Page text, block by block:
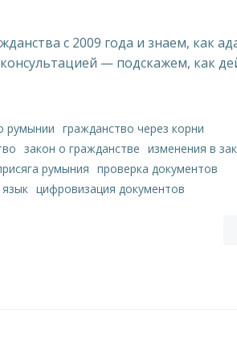
с 2009 года и знаем, как
— подскажем, как
румынии гражданство через корни
закон о гражданстве изменения в
румыния проверка документов
цифровизация документов
паспорт. Юристи громадянство